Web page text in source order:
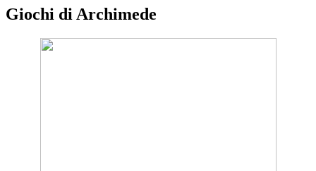
Giochi di Archimede